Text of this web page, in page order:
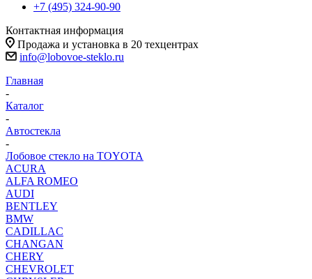
+7 (495) 324-90-90
Контактная информация
Продажа и установка в 20 техцентрах
info@lobovoe-steklo.ru
Главная
-
Каталог
-
Автостекла
-
Лобовое стекло на TOYOTA
ACURA
ALFA ROMEO
AUDI
BENTLEY
BMW
CADILLAC
CHANGAN
CHERY
CHEVROLET